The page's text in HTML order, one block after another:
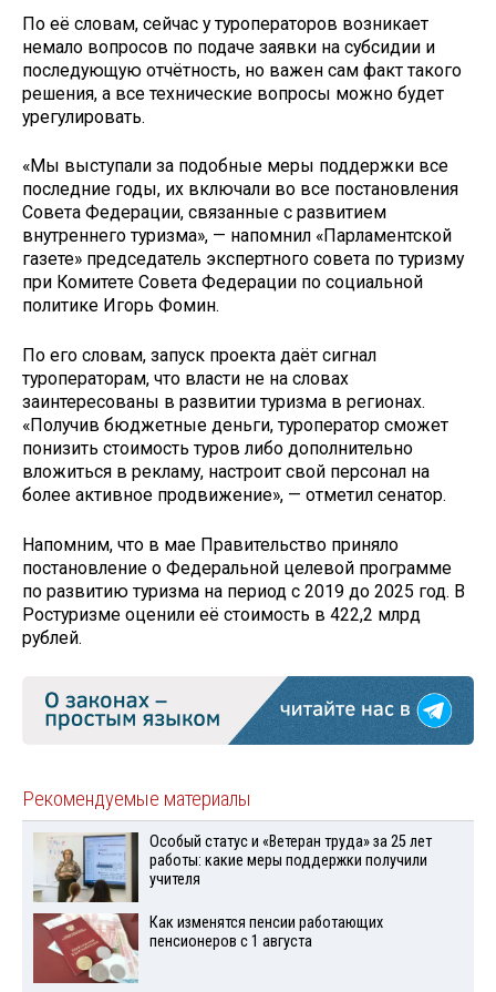
По её словам, сейчас у туроператоров возникает
немало вопросов по подаче заявки на субсидии и
последующую отчётность, но важен сам факт такого
решения, а все технические вопросы можно будет
урегулировать.
«Мы выступали за подобные меры поддержки все
последние годы, их включали во все постановления
Совета Федерации, связанные с развитием
внутреннего туризма», — напомнил «Парламентской
газете» председатель экспертного совета по туризму
при Комитете Совета Федерации по социальной
политике Игорь Фомин.
По его словам, запуск проекта даёт сигнал
туроператорам, что власти не на словах
заинтересованы в развитии туризма в регионах.
«Получив бюджетные деньги, туроператор сможет
понизить стоимость туров либо дополнительно
вложиться в рекламу, настроит свой персонал на
более активное продвижение», — отметил сенатор.
Напомним, что в мае Правительство приняло
постановление о Федеральной целевой программе
по развитию туризма на период с 2019 до 2025 год. В
Ростуризме оценили её стоимость в 422,2 млрд
рублей.
Рекомендуемые материалы
Особый статус и «Ветеран труда» за 25 лет
работы: какие меры поддержки получили
учителя
Как изменятся пенсии работающих
пенсионеров с 1 августа